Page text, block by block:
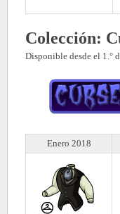
Colección:
Disponible desde el 1.°
Enero 2018